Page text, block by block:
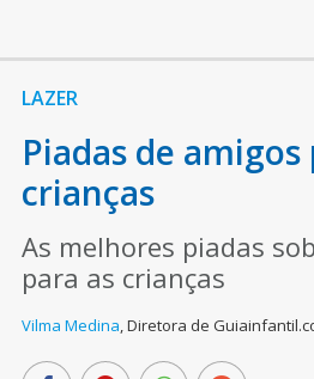
LAZER
Piadas de amigos
crianças
As melhores piadas
para as crianças
Vilma Medina,Diretora de